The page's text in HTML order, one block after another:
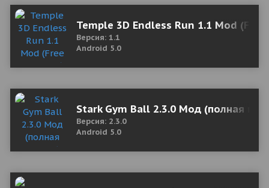
Temple 3D Endless Run 1.1 Mod
Версия: 1.1
Android 5.0
Stark Gym Ball 2.3.0 Мод (полная
Версия: 2.3.0
Android 5.0